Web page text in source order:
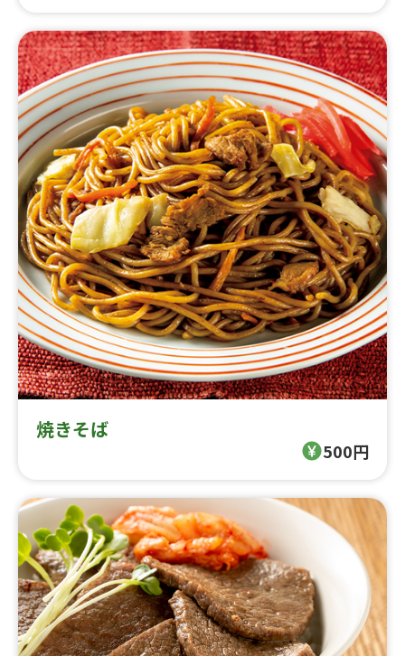
焼きそば
500円